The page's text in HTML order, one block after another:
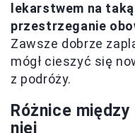
lekarstwem na
przestrzeganie
Zawsze dobrze
mógł cieszyć się
z podróży.
Różnice
niej